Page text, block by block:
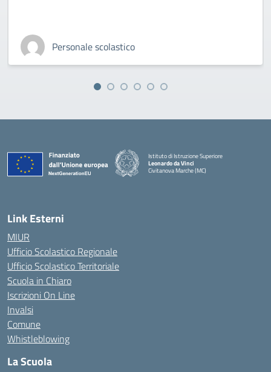
Personale scolastico
Istituto di Istruzione Superiore
Leonardo da Vinci
Civitanova Marche (MC)
Link Esterni
MIUR
Ufficio Scolastico Regionale
Ufficio Scolastico Territoriale
Scuola in Chiaro
Iscrizioni On Line
Invalsi
Comune
Whistleblowing
La Scuola